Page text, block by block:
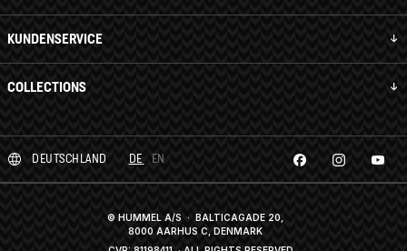
KUNDENSERVICE
COLLECTIONS
DEUTSCHLAND DE EN
© HUMMEL A/S · BALTICAGADE 20,
8000 AARHUS C, DENMARK